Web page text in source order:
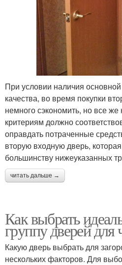
При условии наличия
качества, во время покупки
немного сэкономить, но все
критериям должно
оправдать потраченные
вторую входную дверь, которая
большинству нижеуказанных
читать дальше →
Как выбрать
группу дверей для
Какую дверь выбрать для
нескольких факторов. Для